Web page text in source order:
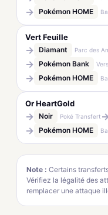
→ Pokémon HOME
Vert Feuille
→ Diamant Parc des
→ Pokémon Bank
→ Pokémon HOME
Or HeartGold
→ Noir Poké Transfert
→ Pokémon HOME
Note : Certains
Vérifiez la légalité des
remplacer une attaque